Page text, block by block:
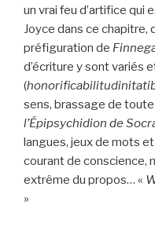
un vrai feu d’artifice qui
Joyce dans ce chapitre,
préfiguration de
d’écriture y sont variés
(
sens, brassage de toute
l’Épipsychidion de
langues, jeux de mots
courant de conscience,
extrême du propos… «
»